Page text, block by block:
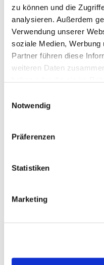
zu können und die
analysieren. Außerdem
Verwendung unserer
soziale Medien, Werbung
Partner führen diese
weiteren Daten
Notwendig
Präferenzen
Statistiken
Marketing
Dies